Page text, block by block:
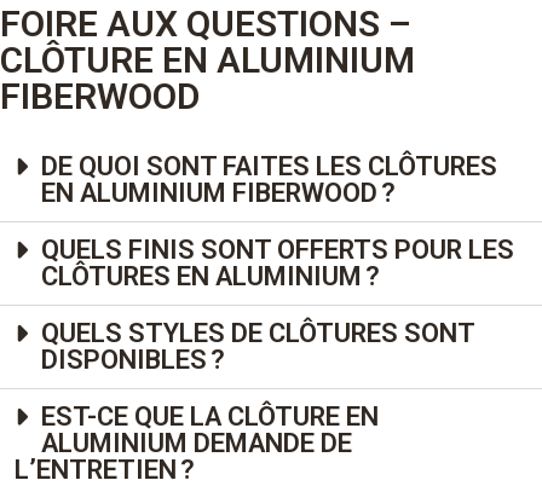
FOIRE AUX QUESTIONS –
CLÔTURE EN ALUMINIUM
FIBERWOOD
DE QUOI SONT FAITES LES CLÔTURES
EN ALUMINIUM FIBERWOOD ?
QUELS FINIS SONT OFFERTS POUR LES
CLÔTURES EN ALUMINIUM ?
QUELS STYLES DE CLÔTURES SONT
DISPONIBLES ?
EST-CE QUE LA CLÔTURE EN
ALUMINIUM DEMANDE DE
L’ENTRETIEN ?